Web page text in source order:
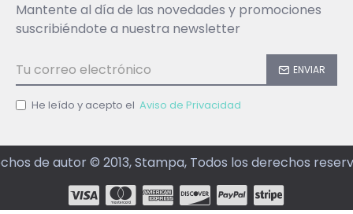
Mantente al día de las novedades y promociones
suscribiéndote a nuestra newsletter
ENVIAR
He leído y acepto el Aviso de Privacidad
de autor © 2013, Stampa, Todos los derechos